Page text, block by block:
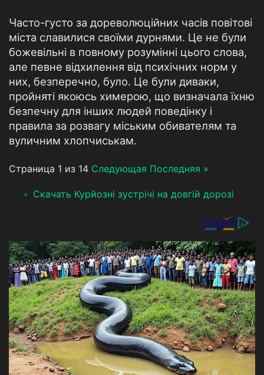
Часто-густо за дореволюційних часів повітові
міста славилися своїми дурнями. Це не були
божевільні в повному розумінні цього слова,
але певне відхилення від психічних норм у
них, безперечно, було. Це були диваки,
пройняті якоюсь химерою, що визначала їхню
безпечну для інших людей поведінку і
правила за розвагу міським обивателям та
вуличним хлопчиськам.
Страница 1 из 14 Следующая Последняя »
Скачать Курйозні зустрічі на довгій дорозі